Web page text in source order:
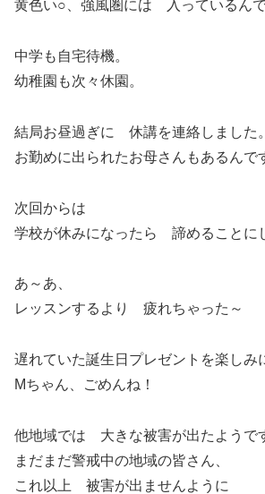
黄色い○、強風圏には 入っているんで
中学も自宅待機。
幼稚園も次々休園。
結局お昼過ぎに 休講を連絡しました。
お勤めに出られたお母さんもあるんで
次回からは
学校が休みになったら 諦めることに
あ～あ、
レッスンするより 疲れちゃった～
遅れていた誕生日プレゼントを楽しみ
Mちゃん、ごめんね！
他地域では 大きな被害が出たようで
まだまだ警戒中の地域の皆さん、
これ以上 被害が出ませんように